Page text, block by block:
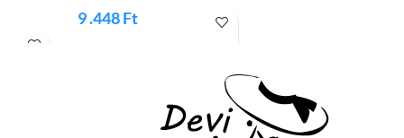
4.2 & 4.4 V8 MG50833
9 .448Ft
AB Q5 Q7 Phaeton